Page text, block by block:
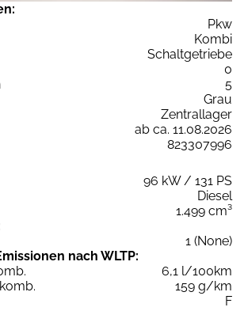
Pkw
Kombi
Schaltgetriebe
0
5
Grau
Zentrallager
ab ca. 11.08.2026
823307996
96 kW / 131 PS
Diesel
1.499 cm³
1 (None)
nach WLTP:
6,1 l/100km
159 g/km
F